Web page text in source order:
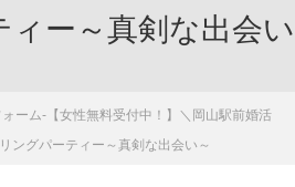
ィー～真剣な出会い
ーム-【女性無料受付中！】＼岡山駅前婚活
ングパーティー～真剣な出会い～